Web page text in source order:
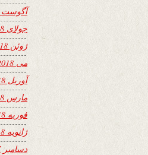
آگوست 2018
جولای 2018
ژوئن 2018
می 2018
آوریل 2018
مارس 2018
فوریه 2018
ژانویه 2018
دسامبر 2017